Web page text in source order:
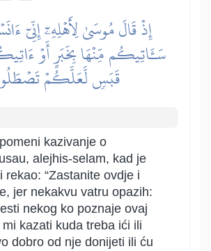
إِذۡ قَالَ مُوسَىٰ لِأَهۡلِهِۦٓ إِنِّيٓ
سَـَٔاتِيكُم مِّنۡهَا بِخَبَرٍ أَوۡ
قَبَسٖ لَّعَلَّكُمۡ
kazivanje o
alejhis-selam, kad je
rekao: “Zastanite ovdje i
jer nekakvu vatru opazih:
nekog ko poznaje ovaj
kazati kuda treba ići ili
dobro od nje donijeti ili ću